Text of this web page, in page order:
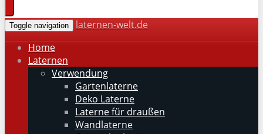
Toggle navigation
laternen-welt.de
Home
Laternen
Verwendung
Gartenlaterne
Deko Laterne
Laterne für draußen
Wandlaterne